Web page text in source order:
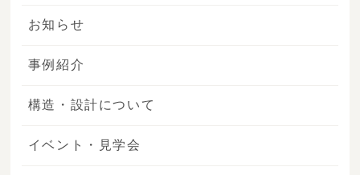
お知らせ
事例紹介
構造・設計について
イベント・見学会